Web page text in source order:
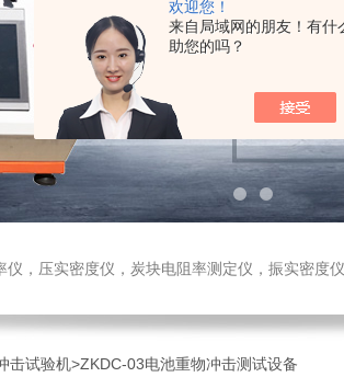
欢迎您！
来自局域网的朋友！有什
助您的吗？
定仪，振实密度仪，比表面积测试仪，真密度仪，炭块热膨胀仪，炭块透气率仪，炭
击试验机>ZKDC-03电池重物冲击测试设备